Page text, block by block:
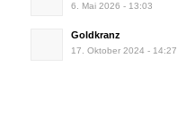
6. Mai 2026 - 13:03
Goldkranz
17. Oktober 2024 - 14:27